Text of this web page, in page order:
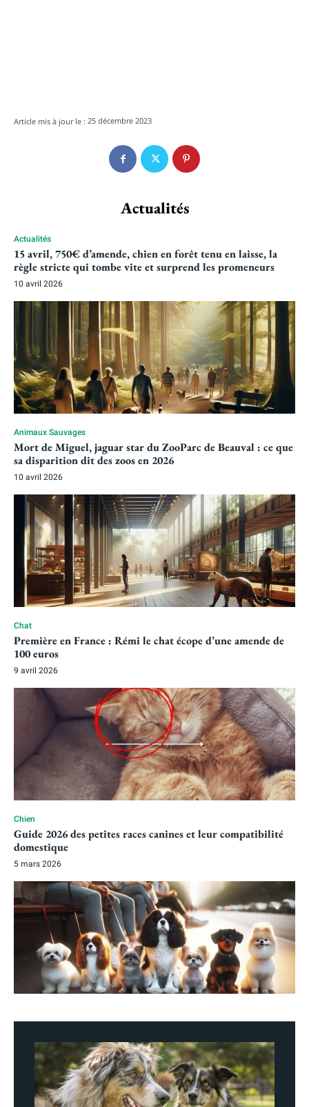
Article mis à jour le : 25 décembre 2023
Actualités
Actualités
15 avril, 750€ d’amende, chien en forêt tenu en laisse, la
règle stricte qui tombe vite et surprend les promeneurs
10 avril 2026
Animaux Sauvages
Mort de Miguel, jaguar star du ZooParc de Beauval : ce que
sa disparition dit des zoos en 2026
10 avril 2026
Chat
Première en France : Rémi le chat écope d’une amende de
100 euros
9 avril 2026
Chien
Guide 2026 des petites races canines et leur compatibilité
domestique
5 mars 2026